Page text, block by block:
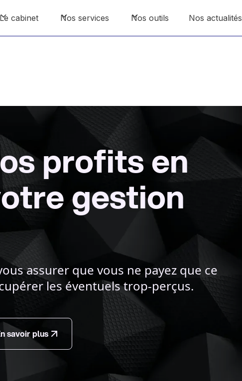
Le cabinet Nos services Nos outils Nos actualités
profits en
gestion
assurer que vous ne payez que ce
les éventuels trop-perçus.
savoir plus